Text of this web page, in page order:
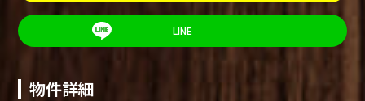
LINE
物件詳細